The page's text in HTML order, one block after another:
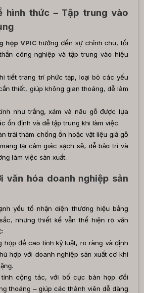
hình thức – Tập trung vào
họp VPIChướng đến sự chỉnh chu, tối
công nghiệp và tập trung vào hiệu
tiết trang trí phức tạp, loại bỏ các yếu
thiết, giúp không gian thoáng, dễ làm
như trắng, xám và nâu gỗ được lựa
ổn định và dễ tập trung khi làm việc.
trải thảm chống ồn hoặc vật liệu giả gỗ
lại cảm giác sạch sẽ, dễ bảo trì và
làm việc sản xuất.
văn hóa doanh nghiệp sản
yếu tố nhận diện thương hiệu bằng
nhưng thiết kế vẫn thể hiện rõ văn
họp đề cao tính kỷ luật, rõ ràng và định
hợp với doanh nghiệp sản xuất cơ khí
cộng tác, với bố cục bàn họp đối
thoáng – giúp các thành viên dễ dàng